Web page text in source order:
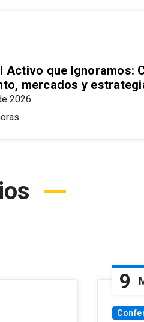
Activo que Ignoramos:
mercados y
2026
9